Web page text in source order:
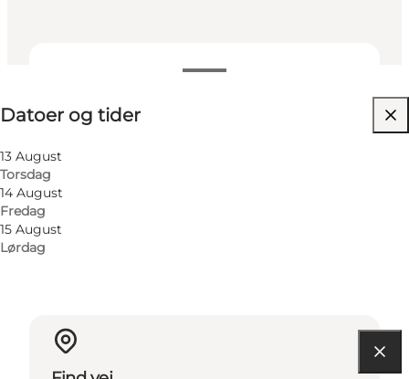
Datoer og tider
13 August
Torsdag
14 August
Fredag
15 August
Lørdag
Besøg hjemmeside